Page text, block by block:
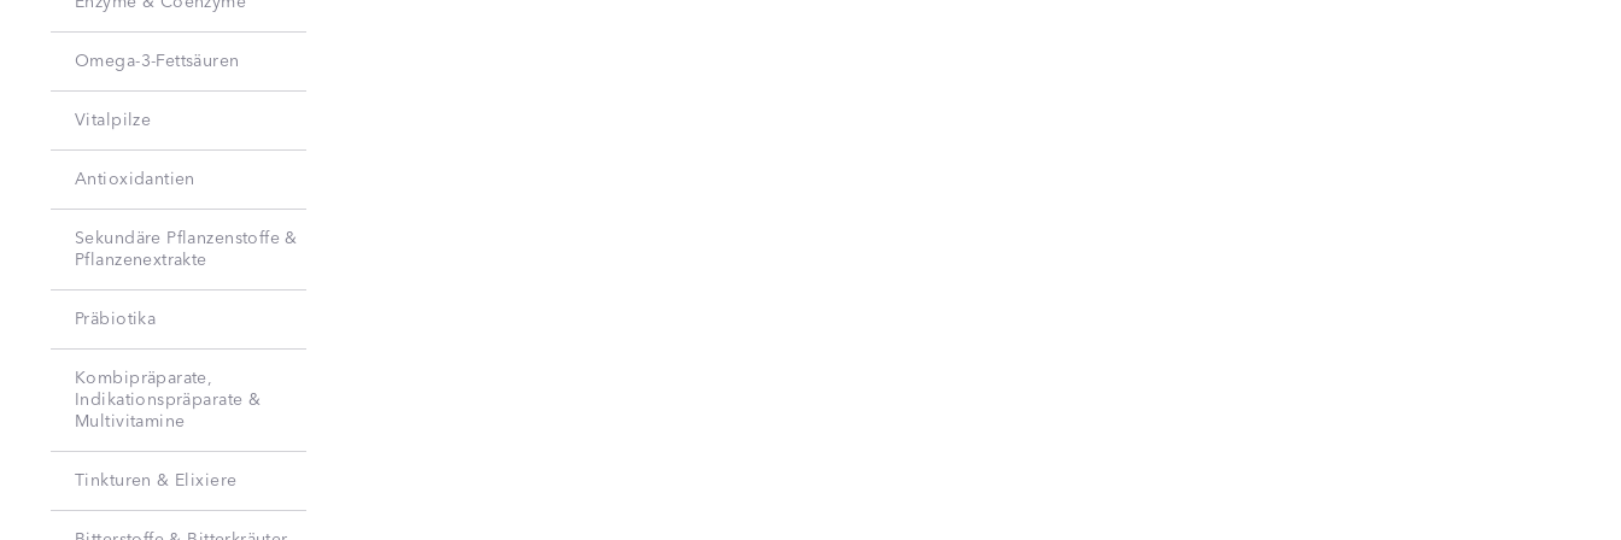
Omega-3-Fettsäuren
Vitalpilze
Antioxidantien
Sekundäre Pflanzenstoffe &
Pflanzenextrakte
Präbiotika
Kombipräparate,
Indikationspräparate &
Multivitamine
Tinkturen & Elixiere